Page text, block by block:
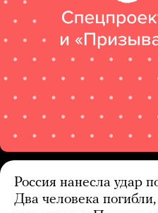
Россия нанесла удар
Два человека